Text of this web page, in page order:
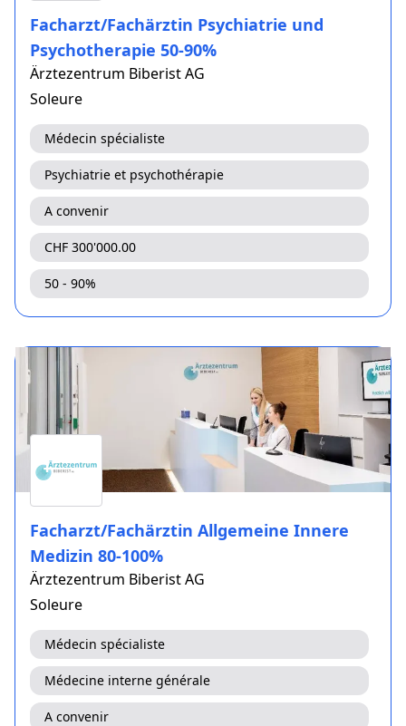
Facharzt/Fachärztin Psychiatrie und
Psychotherapie 50-90%
Ärztezentrum Biberist AG
Soleure
Médecin spécialiste
Psychiatrie et psychothérapie
A convenir
CHF 300'000.00
50 - 90%
Facharzt/Fachärztin Allgemeine Innere
Medizin 80-100%
Ärztezentrum Biberist AG
Soleure
Médecin spécialiste
Médecine interne générale
A convenir